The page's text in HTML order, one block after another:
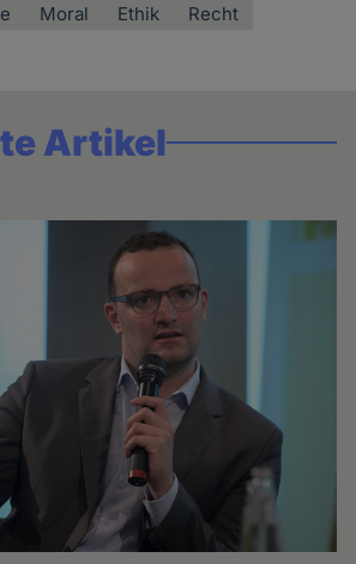
Moral Ethik
Recht
Artikel